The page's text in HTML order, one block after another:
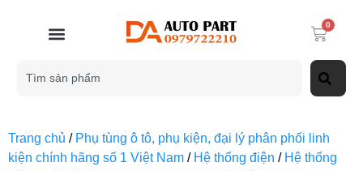
0
Trang chủ / Phụ tùng ô tô, phụ kiện, đại lý phân phối linh
kiện chính hãng số 1 Việt Nam / Hệ thống điện / Hệ thống